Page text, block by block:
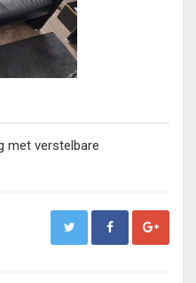
met verstelbare